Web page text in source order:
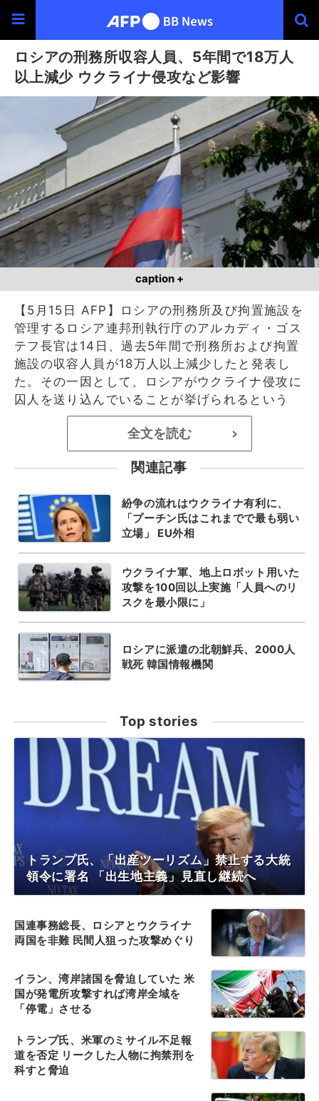
ロシアの刑務所収容人員、5年間で18万人
以上減少 ウクライナ侵攻など影響
caption +
【5月15日 AFP】ロシアの刑務所及び拘置施設を
管理するロシア連邦刑執行庁のアルカディ・ゴス
テフ長官は14日、過去5年間で刑務所および拘置
施設の収容人員が18万人以上減少したと発表し
た。その一因として、ロシアがウクライナ侵攻に
囚人を送り込んでいることが挙げられるという
全文を読む >
関連記事
紛争の流れはウクライナ有利に、
「プーチン氏はこれまでで最も弱い
立場」 EU外相
ウクライナ軍、地上ロボット用いた
攻撃を100回以上実施「人員へのリ
スクを最小限に」
ロシアに派遣の北朝鮮兵、2000人
戦死 韓国情報機関
Top stories
トランプ氏、「出産ツーリズム」禁止する大統
領令に署名 「出生地主義」見直し継続へ
国連事務総長、ロシアとウクライナ
両国を非難 民間人狙った攻撃めぐり
イラン、湾岸諸国を脅迫していた 米
国が発電所攻撃すれば湾岸全域を
「停電」させる
トランプ氏、米軍のミサイル不足報
道を否定 リークした人物に拘禁刑を
科すと脅迫